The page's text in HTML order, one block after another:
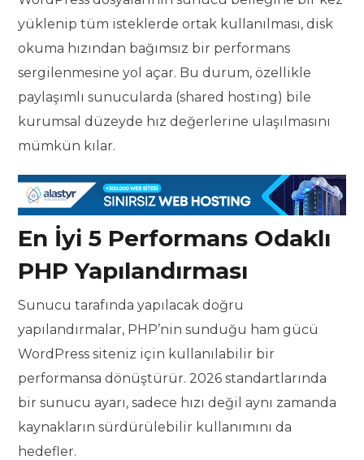
yüklenip tüm isteklerde ortak kullanılması, disk
okuma hızından bağımsız bir performans
sergilenmesine yol açar. Bu durum, özellikle
paylaşımlı sunucularda (shared hosting) bile
kurumsal düzeyde hız değerlerine ulaşılmasını
mümkün kılar.
En İyi 5 Performans Odaklı
PHP Yapılandırması
Sunucu tarafında yapılacak doğru
yapılandırmalar, PHP’nin sunduğu ham gücü
WordPress siteniz için kullanılabilir bir
performansa dönüştürür. 2026 standartlarında
bir sunucu ayarı, sadece hızı değil aynı zamanda
kaynakların sürdürülebilir kullanımını da
hedefler.